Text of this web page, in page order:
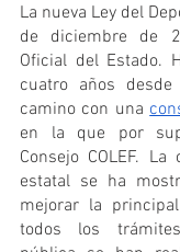
La nueva Ley del
de diciembre de
Oficial del Estado.
cuatro años
camino con una
en la que por
Consejo COLEF.
estatal se ha
mejorar la
todos los